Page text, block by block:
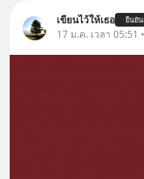
เขียนไว้ให้เธอ ยืนยั
17 ม.ค. เวลา 05:51